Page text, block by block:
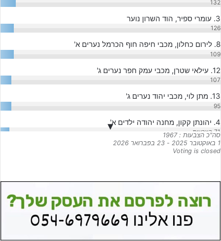
132
3. עומרי ספיר, הוד השרון נוער
126
8. לירום כחלון, מכבי חיפה חוף הכרמל נערים א'
109
12. עילאי שטרן, מכבי עמק חפר נערים ג'
107
13. מתן לוי, מכבי יהוד נערים ג'
95
4. יהונתן קקון, מחנה יהודה ילדים א'
71 הצבעות
14. אור קקון, הפועל ר"ג צפון ילדים ב'
57
סה"כ הצבעות : 1967
1 באוקטובר 2025
- 23 בפברואר 2026
Voting is closed